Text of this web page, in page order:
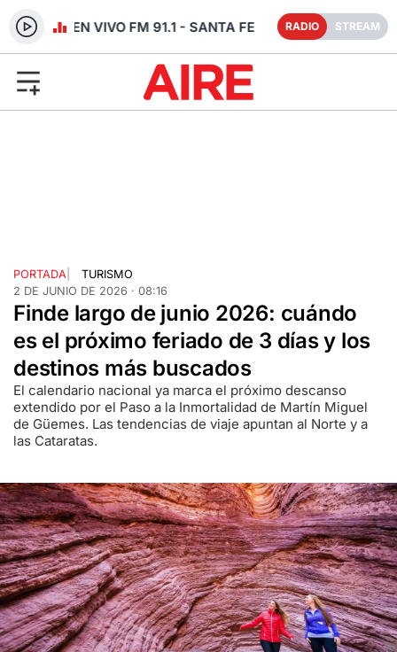
RADIO EN VIVO FM 91.1 - SANTA FE RADIO STREAM
PORTADA
TURISMO
2 DE JUNIO DE 2026 · 08:16
Finde largo de junio 2026: cuándo
es el próximo feriado de 3 días y los
destinos más buscados
El calendario nacional ya marca el próximo descanso
extendido por el Paso a la Inmortalidad de Martín Miguel
de Güemes. Las tendencias de viaje apuntan al Norte y a
las Cataratas.